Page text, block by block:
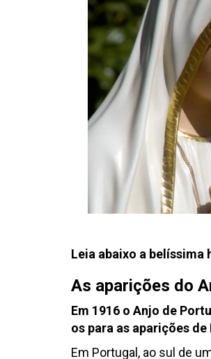
Leia abaixo a belíssima
As aparições do
Em 1916 o Anjo de
os para as aparições
Em Portugal, ao sul de